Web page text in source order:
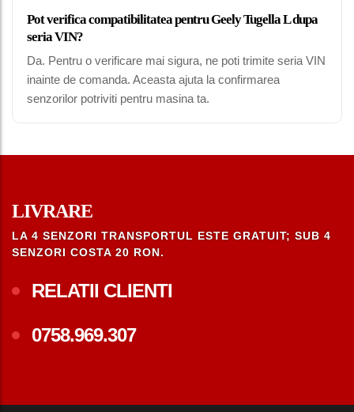
Pot verifica compatibilitatea pentru Geely Tugella L dupa
seria VIN?
Da. Pentru o verificare mai sigura, ne poti trimite seria VIN
inainte de comanda. Aceasta ajuta la confirmarea
senzorilor potriviti pentru masina ta.
LIVRARE
LA 4 SENZORI TRANSPORTUL ESTE GRATUIT; SUB 4
SENZORI COSTA 20 RON.
RELATII CLIENTI
0758.969.307